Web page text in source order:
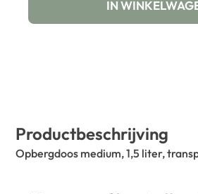
IN
Productbeschrijving
Opbergdoos medium, 1,5 liter,